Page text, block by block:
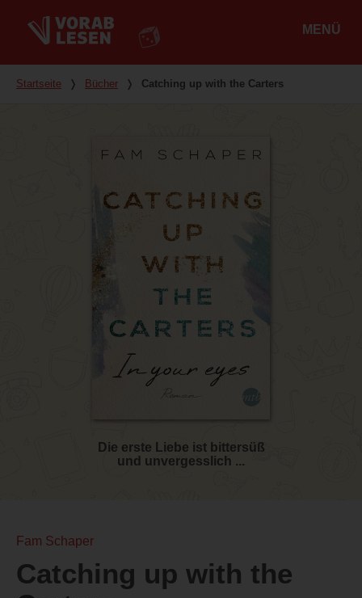
MENÜ
Du bist hier
Startseite ❭ Bücher ❭ Catching up with the Carters
Die erste Liebe ist bittersüß
und unvergesslich ...
Fam Schaper
Catching up with the